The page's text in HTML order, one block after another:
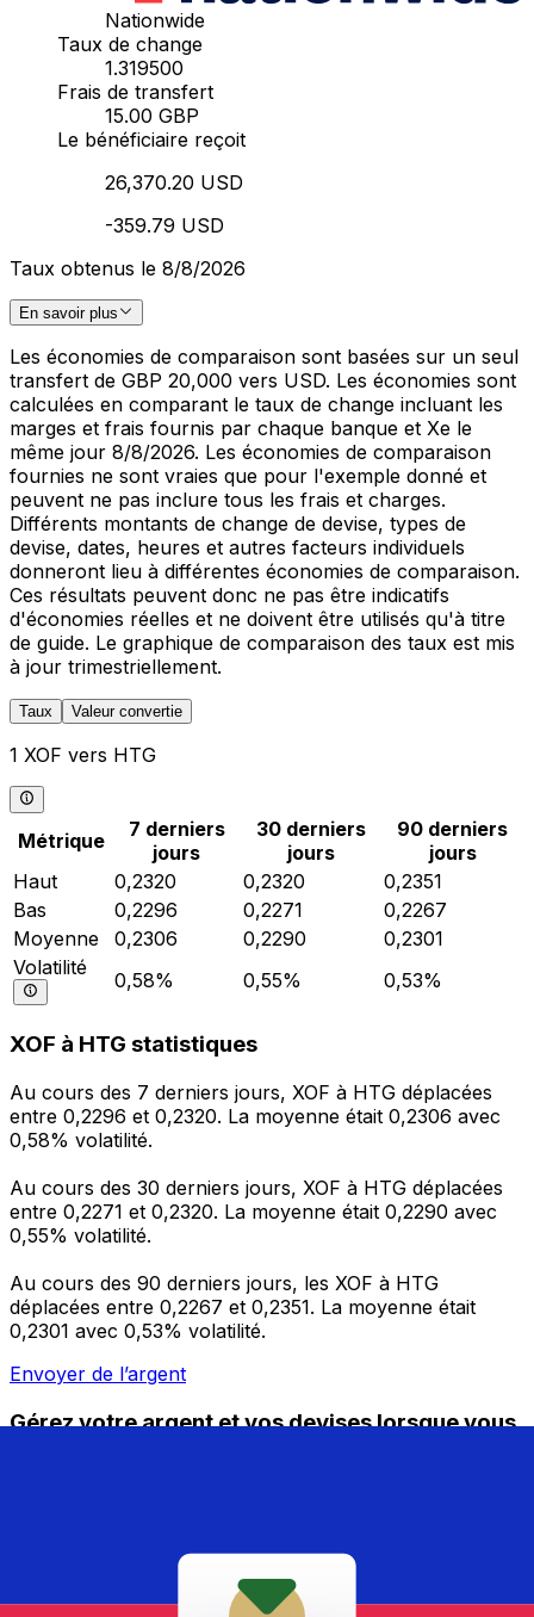
Nationwide
Taux de change
1.319500
Frais de transfert
15.00 GBP
Le bénéficiaire reçoit
26,370.20 USD
-359.79 USD
Taux obtenus le 8/8/2026
En savoir plus
Les économies de comparaison sont basées sur un seul
transfert de GBP 20,000 vers USD. Les économies sont
calculées en comparant le taux de change incluant les
marges et frais fournis par chaque banque et Xe le
même jour 8/8/2026. Les économies de comparaison
fournies ne sont vraies que pour l'exemple donné et
peuvent ne pas inclure tous les frais et charges.
Différents montants de change de devise, types de
devise, dates, heures et autres facteurs individuels
donneront lieu à différentes économies de comparaison.
Ces résultats peuvent donc ne pas être indicatifs
d'économies réelles et ne doivent être utilisés qu'à titre
de guide. Le graphique de comparaison des taux est mis
à jour trimestriellement.
Taux Valeur convertie
1 XOF vers HTG
Métrique
7 derniers
jours
30 derniers
jours
90 derniers
jours
Haut
0,2320 0,2320
0,2351
Bas
0,2296 0,2271
0,2267
Moyenne
0,2306 0,2290
0,2301
Volatilité
0,58% 0,55% 0,53%
XOF à HTG statistiques
Au cours des 7 derniers jours, XOF à HTG déplacées
entre 0,2296 et 0,2320. La moyenne était 0,2306 avec
0,58% volatilité.
Au cours des 30 derniers jours, XOF à HTG déplacées
entre 0,2271 et 0,2320. La moyenne était 0,2290 avec
0,55% volatilité.
Au cours des 90 derniers jours, les XOF à HTG
déplacées entre 0,2267 et 0,2351. La moyenne était
0,2301 avec 0,53% volatilité.
Envoyer de l’argent
Gérez votre argent et vos devises lorsque vous
programmez des alertes de taux et transférez de
l'argent à l'étranger sans frais cachés. Téléchargez